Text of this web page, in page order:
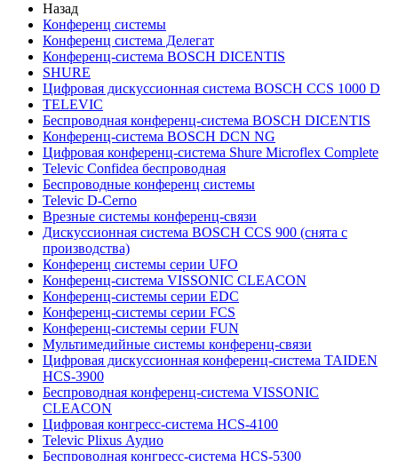
Назад
Конференц системы
Конференц система Делегат
Конференц-система BOSCH DICENTIS
SHURE
Цифровая дискуссионная система BOSCH CCS 1000 D
TELEVIC
Беспроводная конференц-система BOSCH DICENTIS
Конференц-система BOSCH DCN NG
Цифровая конференц-система Shure Microflex Complete
Televic Confidea беспроводная
Беспроводные конференц системы
Televic D-Cerno
Врезные системы конференц-связи
Дискуссионная система BOSCH CCS 900 (снята с
производства)
Конференц системы серии UFO
Конференц-система VISSONIC CLEACON
Конференц-системы серии EDC
Конференц-системы серии FCS
Конференц-системы серии FUN
Мультимедийные системы конференц-связи
Цифровая дискуссионная конференц-система TAIDEN
HCS-3900
Беспроводная конференц-система VISSONIC
CLEACON
Цифровая конгресс-система HCS-4100
Televic Plixus Аудио
Беспроводная конгресс-система HCS-5300